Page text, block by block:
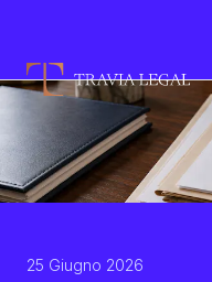
Lo Studio
25 Giugno 2026